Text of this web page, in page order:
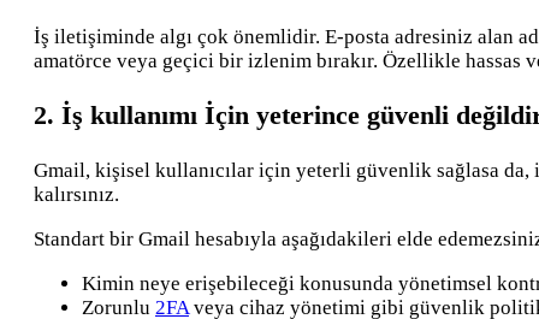
İş iletişiminde algı çok önemlidir. E-posta adresiniz alan
amatörce veya geçici bir izlenim bırakır. Özellikle hassas
2. İş kullanımı İçin yeterince güvenli
Gmail, kişisel kullanıcılar için yeterli güvenlik sağlasa
kalırsınız.
Standart bir Gmail hesabıyla aşağıdakileri elde
Kimin neye erişebileceği konusunda yönetimsel
Zorunlu 2FA veya cihaz yönetimi gibi güvenlik